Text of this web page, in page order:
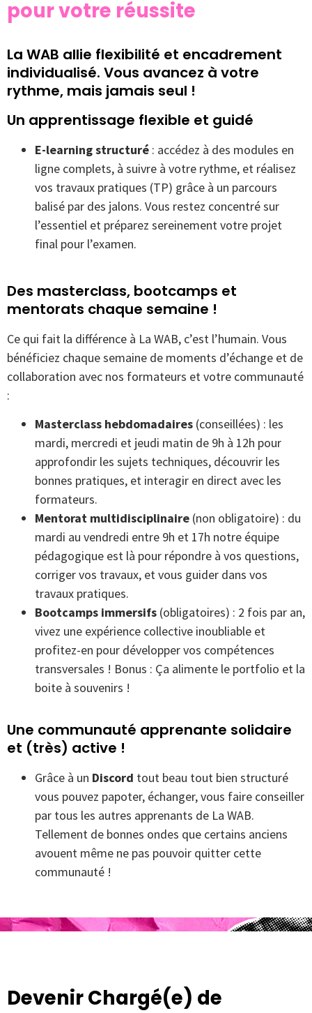
pour votre réussite
La WAB allie flexibilité et encadrement
individualisé. Vous avancez à votre
rythme, mais jamais seul !
Un apprentissage flexible et guidé
E-learning structuré : accédez à des modules en
ligne complets, à suivre à votre rythme, et réalisez
vos travaux pratiques (TP) grâce à un parcours
balisé par des jalons. Vous restez concentré sur
l’essentiel et préparez sereinement votre projet
final pour l’examen.
Des masterclass, bootcamps et
mentorats chaque semaine !
Ce qui fait la différence à La WAB, c’est l’humain. Vous
bénéficiez chaque semaine de moments d’échange et de
collaboration avec nos formateurs et votre communauté
:
Masterclass hebdomadaires (conseillées) : les
mardi, mercredi et jeudi matin de 9h à 12h pour
approfondir les sujets techniques, découvrir les
bonnes pratiques, et interagir en direct avec les
formateurs.
Mentorat multidisciplinaire (non obligatoire) : du
mardi au vendredi entre 9h et 17h notre équipe
pédagogique est là pour répondre à vos questions,
corriger vos travaux, et vous guider dans vos
travaux pratiques.
Bootcamps immersifs (obligatoires) : 2 fois par an,
vivez une expérience collective inoubliable et
profitez-en pour développer vos compétences
transversales ! Bonus : Ça alimente le portfolio et la
boite à souvenirs !
Une communauté apprenante solidaire
et (très) active !
Grâce à un Discord tout beau tout bien structuré
vous pouvez papoter, échanger, vous faire conseiller
par tous les autres apprenants de La WAB.
Tellement de bonnes ondes que certains anciens
avouent même ne pas pouvoir quitter cette
communauté !
Devenir Chargé(e) de